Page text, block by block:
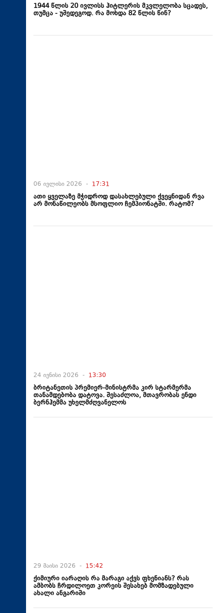
1944 წლის 20 ივლისს ჰიტლერის მკვლელობა სცადეს,
თუმცა - უშედეგოდ. რა მოხდა 82 წლის წინ?
06 ივლისი 2026 - 17:31
ათი ყველაზე მჭიდროდ დასახლებული ქვეყნიდან რვა
არ მონაწილეობს მსოფლიო ჩემპიონატში. რატომ?
24 ივნისი 2026 - 13:30
ბრიტანეთის პრემიერ-მინისტრმა კირ სტარმერმა
თანამდებობა დატოვა. შესაძლოა, მთავრობას ენდი
ბერნჰემმა უხელმძღვანელოს
29 მაისი 2026 - 15:42
ქიმიური იარაღის რა მარაგი აქვს ფხენიანს? რას
ამბობს ჩრდილოეთ კორეის შესახებ მომზადებული
ახალი ანგარიში